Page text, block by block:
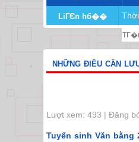
LiГЄn hб��
NHỮNG ĐIỀU CẦN
Lượt xem: 493 | Đăng
Tuyển sinh Văn